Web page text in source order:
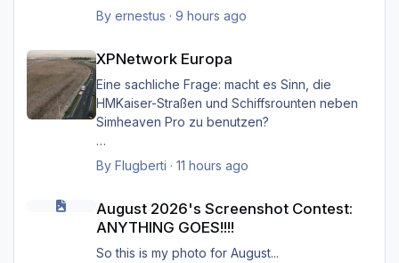
angeordnet hat. Es ist aufgrund der im
XPNetwork gesetzten Exclusions nicht einmal
Aerials, ships, roads - nicht zu
installieren/aktivieren.
Frau/man hat dann überall (in Europa) wo
XPNetwork Europa aktiv ist die Roads,
Schiffsrouten und Aerials von XPNetwork
anstelle jener von Simheaven.
Ernst
By ernestus · 9 hours ago
XPNetwork Europa
Eine sachliche Frage: macht es Sinn, die
HMKaiser-Straßen und Schiffsrounten neben
Simheaven Pro zu benutzen?
Wenn ja, wie? Einfach die Simheaven-Layer
"12-net2-ships" und "13-net3-roads"
"HMK__*"-Ordner benutzen?
Das macht aber dann nur für Deutschland
By Flugberti · 11 hours ago
August 2026's Screenshot Contest:
ANYTHING GOES!!!!
So this is my photo for August...